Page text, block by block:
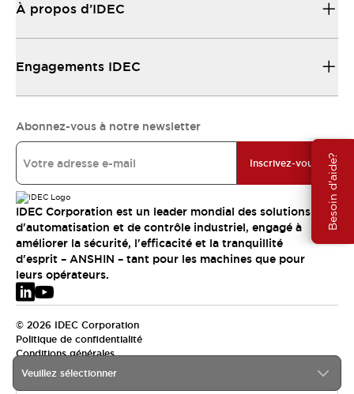
Besoin d'aide?
Veuillez sélectionner
À propos d’IDEC
Engagements IDEC
Abonnez-vous à notre newsletter
Inscrivez-vous
IDEC Corporation est un leader mondial des solutions
d'automatisation et de contrôle industriel, engagé à
améliorer la sécurité, l'efficacité et la tranquillité
d'esprit – ANSHIN – tant pour les machines que pour
leurs opérateurs.
© 2026 IDEC Corporation
Politique de confidentialité
Conditions générales
EMEA